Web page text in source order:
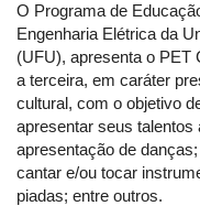
O Programa de
Engenharia Elétrica da
(UFU), apresenta o PET
a terceira, em caráter
cultural, com o objetivo
apresentar seus
apresentação de
cantar e/ou tocar
piadas; entre outros.